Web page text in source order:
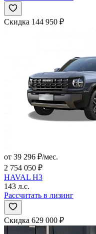
Скидка 144 950 ₽
от 39 296 ₽/мес.
2 754 050 ₽
HAVAL H3
143 л.с.
Рассчитать в лизинг
Скидка 629 000 ₽